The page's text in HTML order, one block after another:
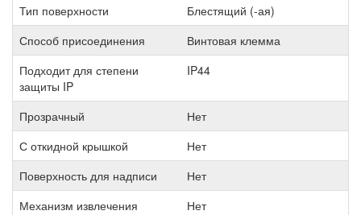
Тип поверхности
Блестящий (-ая)
Способ присоединения
Винтовая клемма
Подходит для степени
защиты IP
IP44
Прозрачный
Нет
С откидной крышкой
Нет
Поверхность для надписи
Нет
Механизм извлечения
Нет